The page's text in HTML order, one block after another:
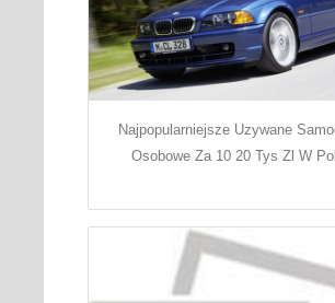
Najpopularniejsze Uzywane
Osobowe Za 10 20 Tys Zl W